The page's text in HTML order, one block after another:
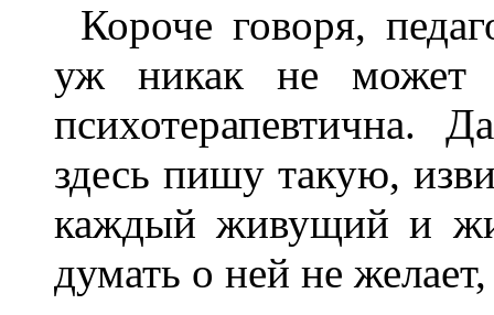
Короче говоря,
уж никак не может
психотерапевтична.
здесь пишу такую,
каждый живущий и
думать о ней не